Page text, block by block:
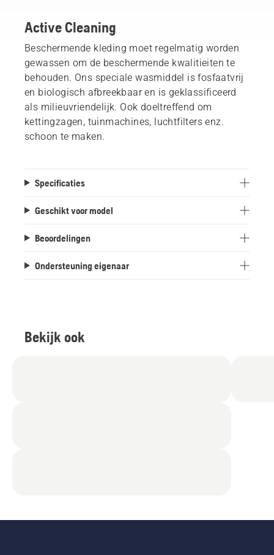
Active Cleaning
Beschermende kleding moet regelmatig worden
gewassen om de beschermende kwalitieiten te
behouden. Ons speciale wasmiddel is fosfaatvrij
en biologisch afbreekbaar en is geklassificeerd
als milieuvriendelijk. Ook doeltreffend om
kettingzagen, tuinmachines, luchtfilters enz.
schoon te maken.
Specificaties
Geschikt voor model
Beoordelingen
Ondersteuning eigenaar
Bekijk ook